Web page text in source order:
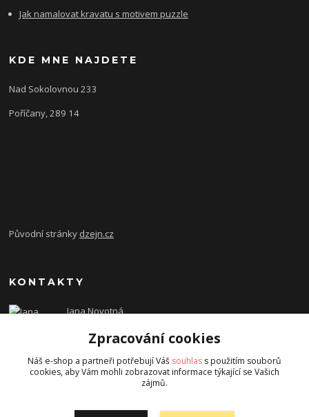
Jak namalovat kravatu s motivem puzzle
KDE MNE NAJDETE
Nad Sokolovnou 233
Poříčany, 289 14
Původní stránky dzejn.cz
KONTAKTY
Jana Novotná
dzejn.n@email.cz
Zpracování cookies
Náš e-shop a partneři potřebují Váš souhlas s použitím souborů
cookies, aby Vám mohli zobrazovat informace týkající se Vašich
zájmů.